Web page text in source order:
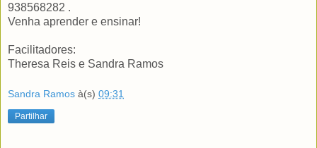
938568282 .
Venha aprender e ensinar!
Facilitadores:
Theresa Reis e Sandra Ramos
Sandra Ramos à(s) 09:31
Partilhar